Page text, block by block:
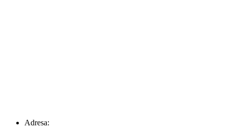
Adresa: